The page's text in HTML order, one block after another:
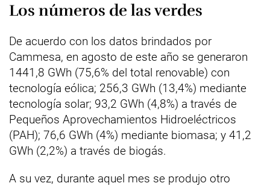
Los números de las verdes
De acuerdo con los datos brindados por
Cammesa, en agosto de este año se generaron
1441,8 GWh (75,6% del total renovable) con
tecnología eólica; 256,3 GWh (13,4%) mediante
tecnología solar; 93,2 GWh (4,8%) a través de
Pequeños Aprovechamientos Hidroeléctricos
(PAH); 76,6 GWh (4%) mediante biomasa; y 41,2
GWh (2,2%) a través de biogás.
A su vez, durante aquel mes se produjo otro